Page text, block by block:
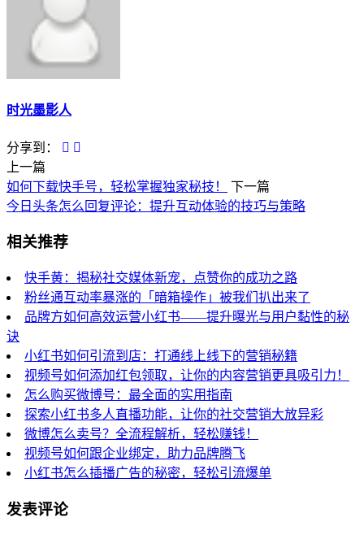
时光墨影人
分享到：
上一篇
如何下载快手号，轻松掌握独家秘技！
下一篇
今日头条怎么回复评论：提升互动体验的技巧与策略
相关推荐
快手黄：揭秘社交媒体新宠，点赞你的成功之路
粉丝通互动率暴涨的「暗箱操作」被我们扒出来了
品牌方如何高效运营小红书——提升曝光与用户黏性的秘
诀
小红书如何引流到店：打通线上线下的营销秘籍
视频号如何添加红包领取，让你的内容营销更具吸引力！
怎么购买微博号：最全面的实用指南
探索小红书多人直播功能，让你的社交营销大放异彩
微博怎么卖号？全流程解析，轻松赚钱！
视频号如何跟企业绑定，助力品牌腾飞
小红书怎么插播广告的秘密，轻松引流爆单
发表评论